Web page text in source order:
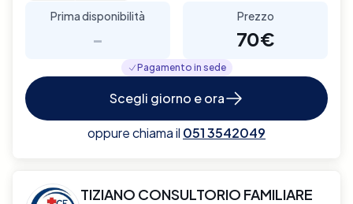
Prima disponibilità
-
Prezzo
70€
Pagamento in sede
Scegli giorno e ora
oppure chiama il 051 3542049
TIZIANO CONSULTORIO FAMILIARE